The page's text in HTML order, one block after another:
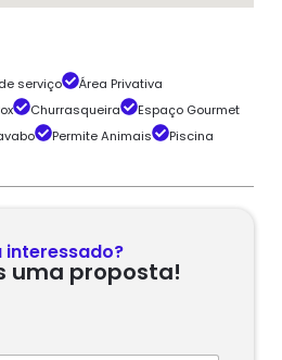
serviço
Área Privativa
Churrasqueira
Espaço Gourmet
Permite Animais
Piscina
interessado?
uma proposta!